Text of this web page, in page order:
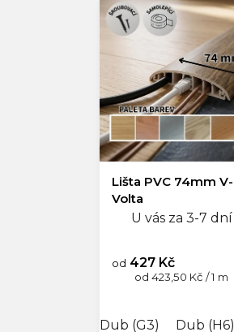
Lišta PVC 74mm V-
Volta
U vás za 3-7 dní
od 427 Kč
Měrná
od 423,50 Kč / 1 m
Dub (G3) Dub (H6)